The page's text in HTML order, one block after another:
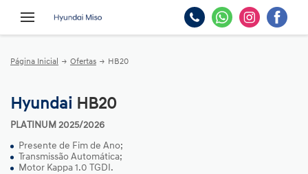
Página Inicial Ofertas HB20
Hyundai HB20
PLATINUM 2025/2026
Presente de Fim de Ano;
Transmissão Automática;
Motor Kappa 1.0 TGDI.